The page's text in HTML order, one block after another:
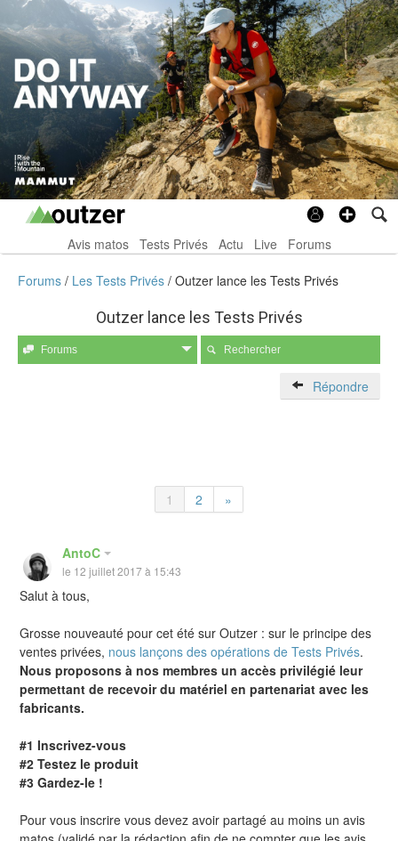
Avis matos Tests Privés Actu Live Forums
Forums Les Tests Privés Outzer lance les Tests Privés
Outzer lance les Tests Privés
Forums Rechercher
Répondre
1 2 »
AntoC
le 12 juillet 2017 à 15:43
Salut à tous,
Grosse nouveauté pour cet été sur Outzer : sur le principe des
ventes privées, nous lançons des opérations de Tests Privés.
Nous proposons à nos membres un accès privilégié leur
permettant de recevoir du matériel en partenariat avec les
fabricants.
#1 Inscrivez-vous
#2 Testez le produit
#3 Gardez-le !
Pour vous inscrire vous devez avoir partagé au moins un avis